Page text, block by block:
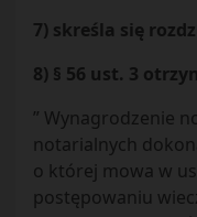
7) skreśla się
8) § 56 ust. 3
” Wynagrodzenie
notarialnych
o której mowa w
postępowaniu